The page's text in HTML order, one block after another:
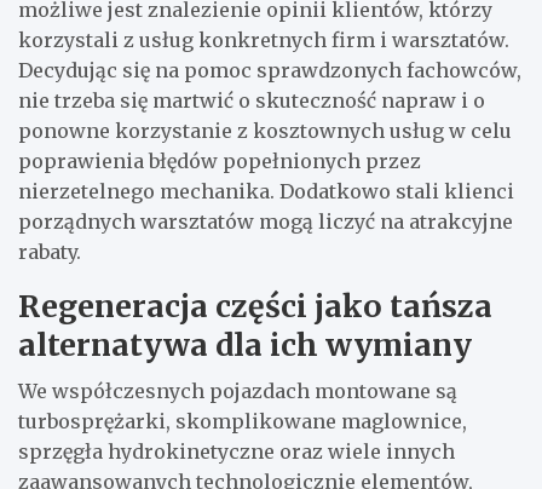
możliwe jest znalezienie opinii klientów, którzy
korzystali z usług konkretnych firm i warsztatów.
Decydując się na pomoc sprawdzonych fachowców,
nie trzeba się martwić o skuteczność napraw i o
ponowne korzystanie z kosztownych usług w celu
poprawienia błędów popełnionych przez
nierzetelnego mechanika. Dodatkowo stali klienci
porządnych warsztatów mogą liczyć na atrakcyjne
rabaty.
Regeneracja części jako tańsza
alternatywa dla ich wymiany
We współczesnych pojazdach montowane są
turbosprężarki, skomplikowane maglownice,
sprzęgła hydrokinetyczne oraz wiele innych
zaawansowanych technologicznie elementów,